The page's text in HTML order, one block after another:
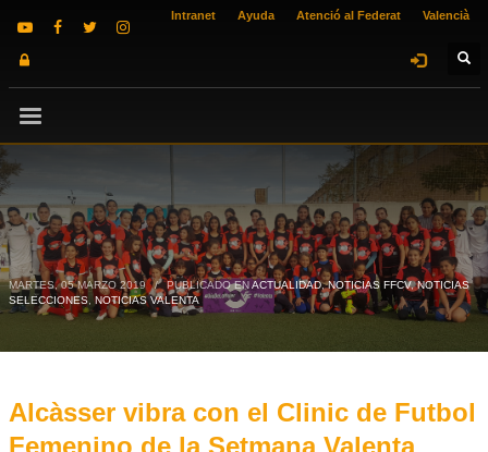
Intranet Ayuda Atenció al Federat Valencià
MARTES, 05 MARZO 2019 / PUBLICADO ENACTUALIDAD,NOTICIAS FFCV,NOTICIAS
SELECCIONES, NOTICIAS VALENTA
Alcàsser vibra con el Clinic de Futbol
Femenino de la Setmana Valenta